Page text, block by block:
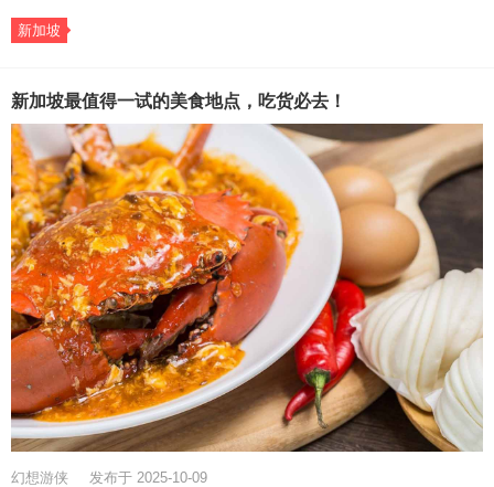
新加坡
新加坡最值得一试的美食地点，吃货必去！
幻想游侠 发布于 2025-10-09